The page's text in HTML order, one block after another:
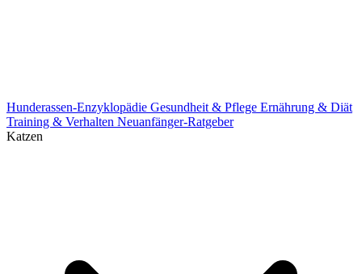
Hunderassen-Enzyklopädie Gesundheit & Pflege Ernährung & Diät
Training & Verhalten Neuanfänger-Ratgeber
Katzen